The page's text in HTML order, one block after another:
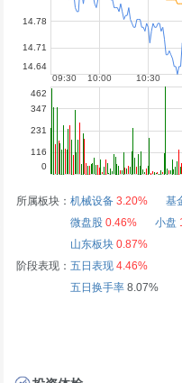
所属板块： 机械设备 3.20%
基
微盘股 0.46% 小盘
山东板块 0.87%
阶段表现： 五日表现 4.46%
五日换手率8.07%